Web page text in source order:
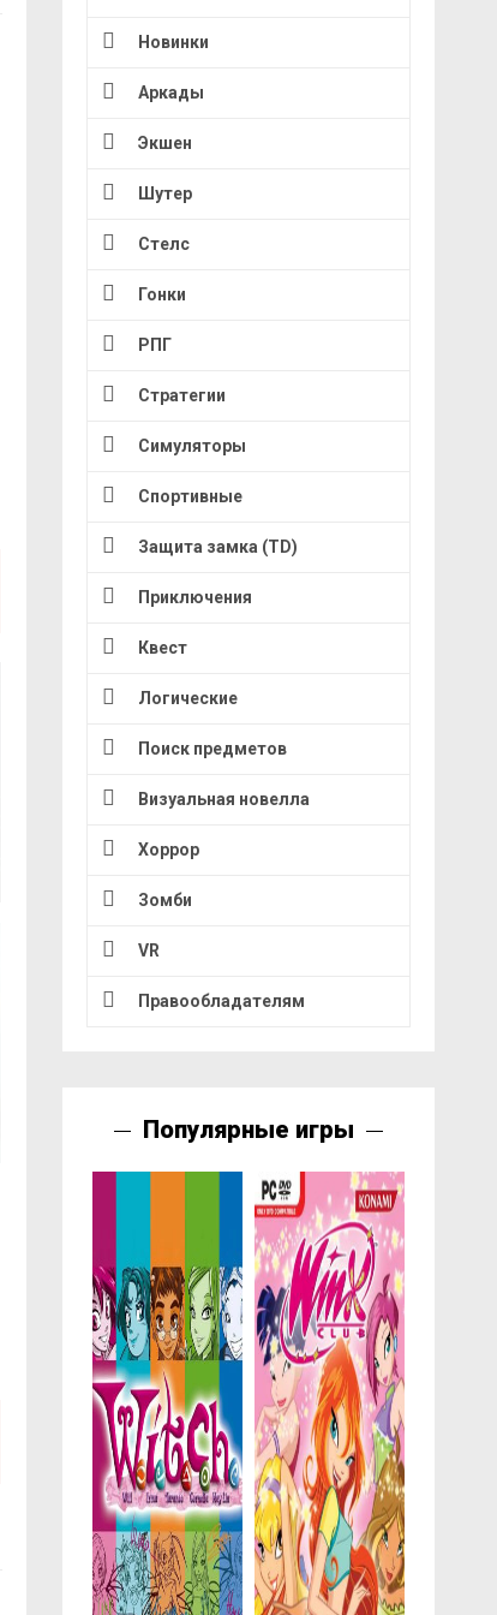
Новинки
Аркады
Экшен
Шутер
Стелс
Гонки
РПГ
Стратегии
Симуляторы
Спортивные
Защита замка (TD)
Приключения
Квест
Логические
Поиск предметов
Визуальная новелла
Хоррор
Зомби
VR
Правообладателям
Популярные игры